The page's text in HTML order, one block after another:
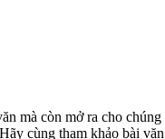
mà còn mở ra cho
cùng tham khảo bài